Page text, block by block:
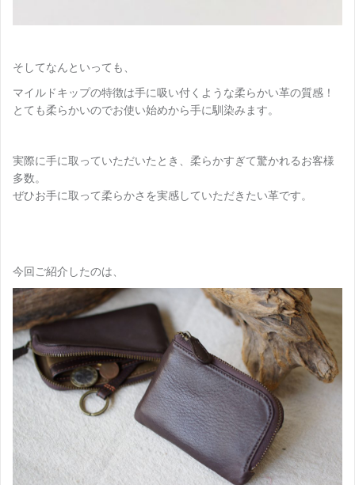
そしてなんといっても、
マイルドキップの特徴は手に吸い付くような柔らかい革の質感！
とても柔らかいのでお使い始めから手に馴染みます。
実際に手に取っていただいたとき、柔らかすぎて驚かれるお客様
多数。
ぜひお手に取って柔らかさを実感していただきたい革です。
今回ご紹介したのは、